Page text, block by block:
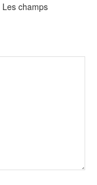
Les champs